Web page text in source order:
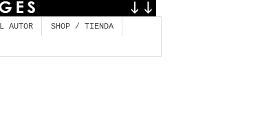
AUTOR SHOP / TIENDA